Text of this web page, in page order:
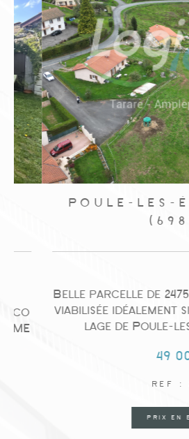
POULE-LES-
(69870)
Belle parcelle de 2475
viabilisée idéalement
lage de Poule-les-
49 000 €
REF : 2744
PRIX EN BAISSE